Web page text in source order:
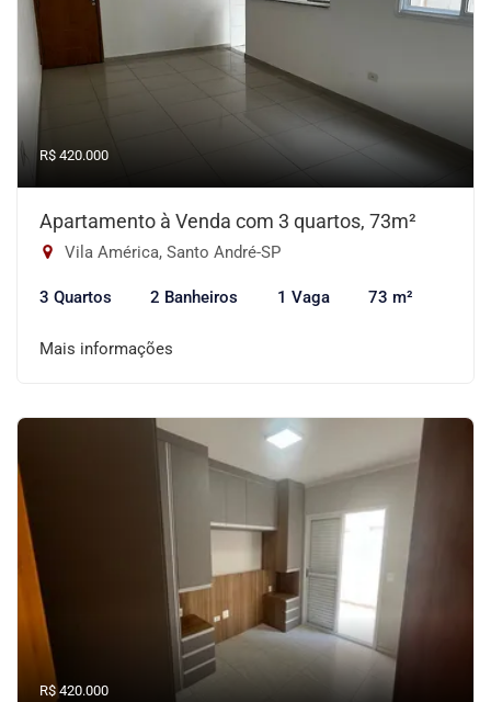
R$ 420.000
Apartamento à Venda com 3 quartos, 73m²
Vila América, Santo André-SP
3 Quartos 2 Banheiros 1 Vaga 73 m²
Mais informações
R$ 420.000